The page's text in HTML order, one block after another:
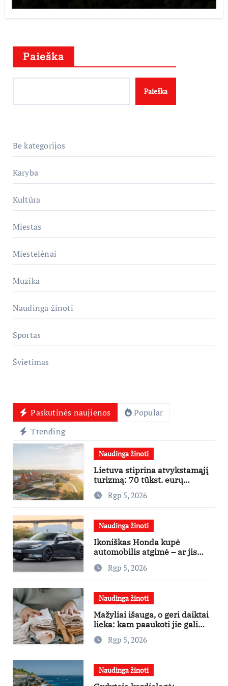
Paieška
Paieška
Be kategorijos
Karyba
Kultūra
Miestas
Miestelėnai
Muzika
Naudinga žinoti
Sportas
Švietimas
Paskutinės naujienos
Popular
Trending
Naudinga žinoti
Lietuva stiprina atvykstamąjį
turizmą: 70 tūkst. eurų
investicijų užsienio turistams
pritraukti
Rgp 5, 2026
Naudinga žinoti
Ikoniškas Honda kupė
automobilis atgimė – ar jis
pateisins pirkėjų lūkesčius?
Rgp 5, 2026
Naudinga žinoti
Mažyliai išauga, o geri daiktai
lieka: kam paaukoti jie gali
būti aukso vertės?
Rgp 5, 2026
Naudinga žinoti